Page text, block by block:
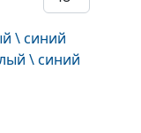
\ синий